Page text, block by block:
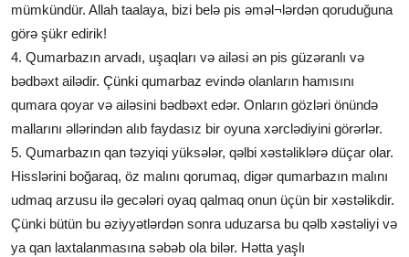
mümkündür. Allah taalaya, bizi belə pis əməl¬lərdən qoruduğuna
görə şükr edirik!
4. Qumarbazın arvadı, uşaqları və ailəsi ən pis güzəranlı və
bədbəxt ailədir. Çünki qumarbaz evində olanların hamısını
qumara qoyar və ailəsini bədbəxt edər. Onların gözləri önündə
mallarını əllərindən alıb faydasız bir oyuna xərclədiyini görərlər.
5. Qumarbazın qan təzyiqi yüksələr, qəlbi xəstəliklərə düçar olar.
Hisslərini boğaraq, öz malını qorumaq, digər qumarbazın malını
udmaq arzusu ilə gecələri oyaq qalmaq onun üçün bir xəstəlikdir.
Çünki bütün bu əziyyətlərdən sonra uduzarsa bu qəlb xəstəliyi və
ya qan laxtalanmasına səbəb ola bilər. Hətta yaşlı